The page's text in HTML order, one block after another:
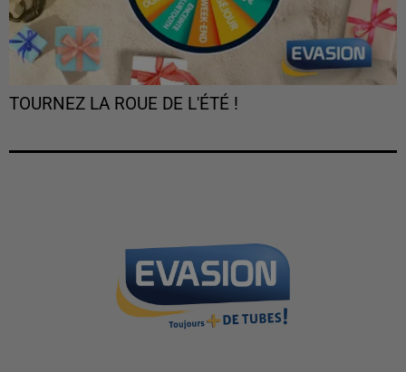
TOURNEZ LA ROUE DE L'ÉTÉ !